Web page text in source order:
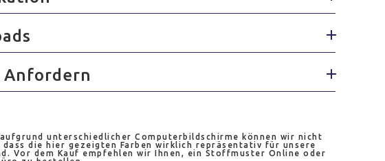
Anfordern
unterschiedlicher Computerbildschirme können wir nicht
die hier gezeigten Farben wirklich repräsentativ für unsere
Vor dem Kauf empfehlen wir Ihnen, ein Stoffmuster Online oder